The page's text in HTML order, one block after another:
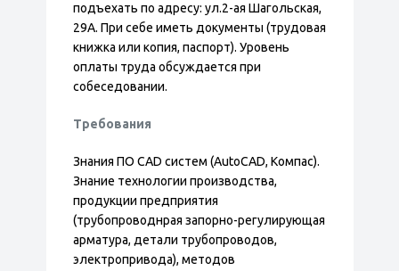
подъехать по адресу: ул.2-ая Шагольская,
29А. При себе иметь документы (трудовая
книжка или копия, паспорт). Уровень
оплаты труда обсуждается при
собеседовании.
Требования
Знания ПО CAD систем (AutoCAD, Компас).
Знание технологии производства,
продукции предприятия
(трубопроводнрая запорно-регулирующая
арматура, детали трубопроводов,
электропривода), методов